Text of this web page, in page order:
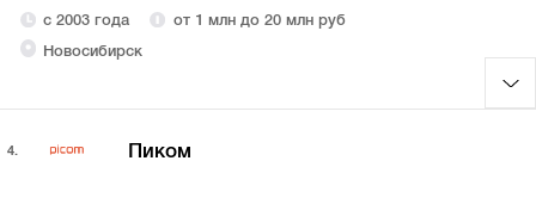
с 2003 года
от 1 млн до 20 млн руб
Новосибирск
4. Пиком